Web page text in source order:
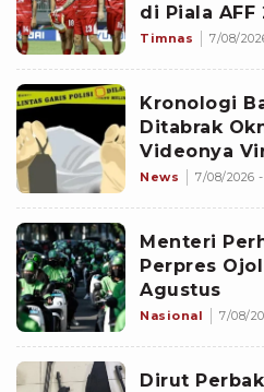
di Piala
Siapkan
Timnas 7/08/
Kronologi
Ditabrak
Videonya
News 7/08/2026 -
Menteri
Perpres
Agustus
Nasional 7/08/
Dirut